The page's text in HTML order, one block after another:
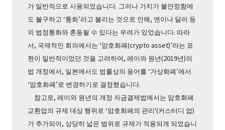
가 일반적으로 사용되었습니다. 그러나 가치가 불안정함에
도 불구하고 ‘통화’라고 불리는 것으로 인해, 엔이나 달러 등
의 법정통화와 혼동될 수 있다는 우려가 있었습니다. 따라
서, 국제적인 회의에서는 ‘암호화폐(crypto asset)’라는 표
현이 일반적이었던 것을 고려하여, 레이와 원년(2019년)의
법 개정에서, 일본에서도 법률상의 용어를 ‘가상화폐’에서
‘암호화폐’로 변경하기로 결정했습니다.
참고로, 레이와 원년의 개정 자금결제법에서는 암호화폐
교환업의 규제 대상 행위로 ‘암호화폐의 관리'(커스터디 업)
가 추가되어, 상당히 넓은 범위로 규제가 적용되게 되었습니